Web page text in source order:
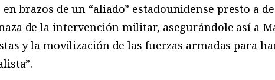
brazos de un “aliado” estadounidense presto a
de la intervención militar, asegurándole así a
y la movilización de las fuerzas armadas para